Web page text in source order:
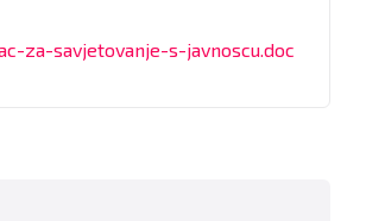
za-savjetovanje-s-javnoscu.doc